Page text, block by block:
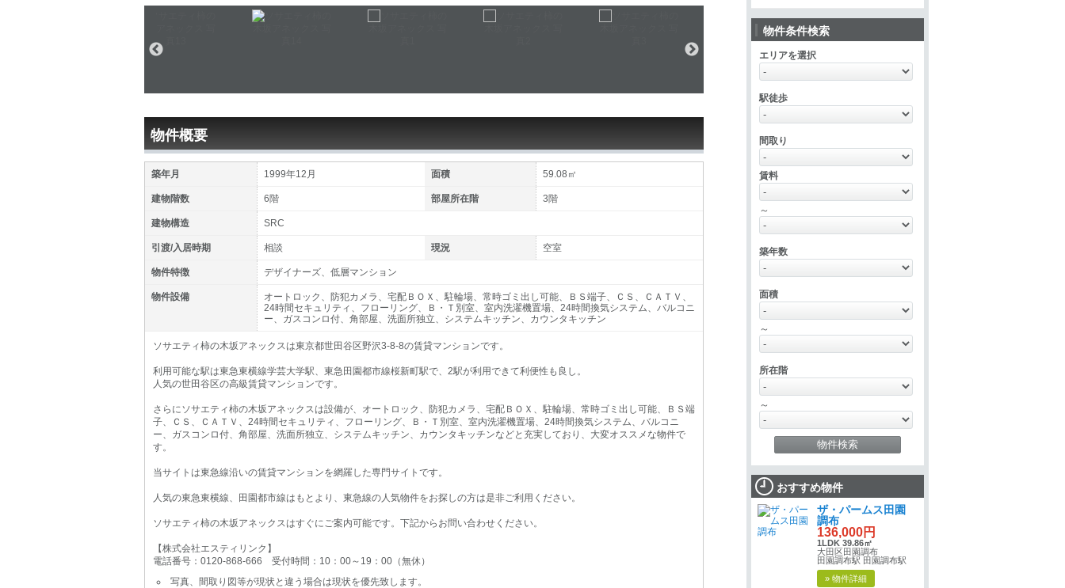
物件概要
築年月 1999年12月 面積 59.08㎡
建物階数 6階 部屋所在階 3階
建物構造 SRC
引渡/入居時期 相談 現況 空室
物件特徴 デザイナーズ、低層マンション
物件設備
オートロック、防犯カメラ、宅配ＢＯＸ、駐輪場、常時ゴミ出し可能、ＢＳ端子、ＣＳ、ＣＡＴＶ、
24時間セキュリティ、フローリング、Ｂ・Ｔ別室、室内洗濯機置場、24時間換気システム、バルコニ
ー、ガスコンロ付、角部屋、洗面所独立、システムキッチン、カウンタキッチン
ソサエティ柿の木坂アネックスは東京都世田谷区野沢3-8-8の賃貸マンションです。
利用可能な駅は東急東横線学芸大学駅、東急田園都市線桜新町駅で、2駅が利用できて利便性も良し。
人気の世田谷区の高級賃貸マンションです。
さらにソサエティ柿の木坂アネックスは設備が、オートロック、防犯カメラ、宅配ＢＯＸ、駐輪場、常時ゴミ出し可能、ＢＳ端
子、ＣＳ、ＣＡＴＶ、24時間セキュリティ、フローリング、Ｂ・Ｔ別室、室内洗濯機置場、24時間換気システム、バルコニ
ー、ガスコンロ付、角部屋、洗面所独立、システムキッチン、カウンタキッチンなどと充実しており、大変オススメな物件で
す。
当サイトは東急線沿いの賃貸マンションを網羅した専門サイトです。
人気の東急東横線、田園都市線はもとより、東急線の人気物件をお探しの方は是非ご利用ください。
ソサエティ柿の木坂アネックスはすぐにご案内可能です。下記からお問い合わせください。
【株式会社エスティリンク】
電話番号：0120-868-666 受付時間：10：00～19：00（無休）
写真、間取り図等が現状と違う場合は現状を優先致します。
物件条件検索
エリアを選択
駅徒歩
間取り
賃料
～
築年数
面積
～
所在階
～
おすすめ物件
ザ・パームス田園
調布
136,000円
1LDK 39.86㎡
大田区田園調布
田園調布駅 田園調布駅
» 物件詳細